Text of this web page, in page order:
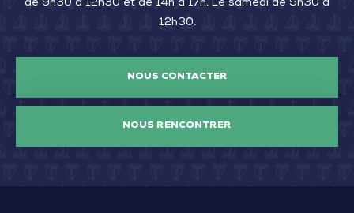
de 9h30 à 12h30 et de 14h à 17h. Le samedi de 9h30 à
12h30.
NOUS CONTACTER
NOUS RENCONTRER